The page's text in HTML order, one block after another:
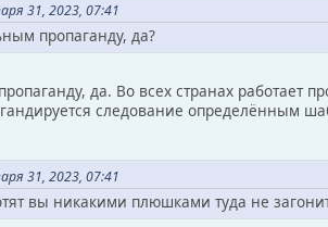
31, 2023, 07:41
пропаганду, да?
да. Во всех странах работает
следование определённым
31, 2023, 07:41
вы никакими плюшками туда не